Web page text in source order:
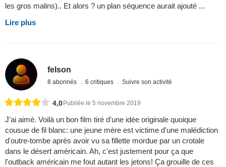
les gros malins).. Et alors ? un plan séquence aurait ajouté ...
Lire plus
felson
8 abonnés 6 critiques Suivre son activité
4,0 Publiée le 5 novembre 2019
J'ai aimé. Voilà un bon film tiré d'une idée originale quoique
cousue de fil blanc: une jeune mère est victime d'une malédiction
d'outre-tombe après avoir vu sa fillette mordue par un crotale
dans le désert américain. Ah, c'est justement pour ça que
l'outback américain me fout autant les jetons! Ça grouille de ces